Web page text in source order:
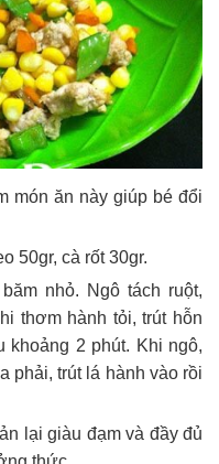
món ăn này giúp bé đổi
50gr, cà rốt 30gr.
nhỏ. Ngô tách ruột,
thơm hành tỏi, trút hỗn
khoảng 2 phút. Khi ngô,
phải, trút lá hành vào rồi
lại giàu đạm và đầy đủ